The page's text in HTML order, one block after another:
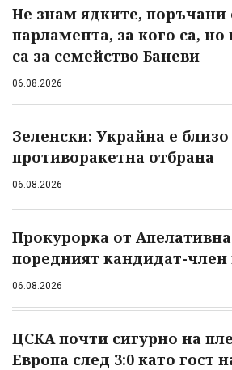
Не знам ядките, поръчани
парламента, за кого са,
са за семейство Баневи
06.08.2026
Зеленски: Украйна е близо
противоракетна отбрана
06.08.2026
Прокурорка от
поредният кандидат-член
06.08.2026
ЦСКА почти сигурно на
Европа след 3:0 като гост